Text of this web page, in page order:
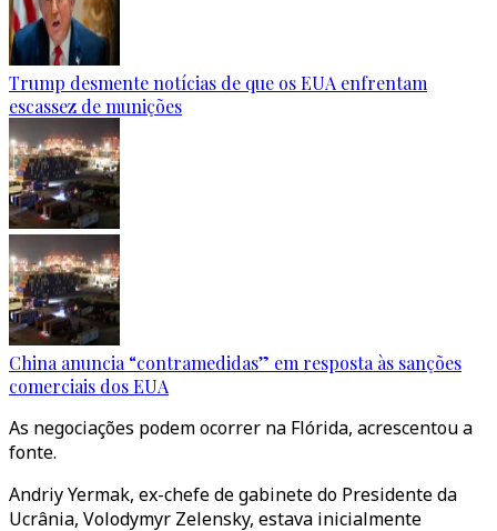
Trump desmente notícias de que os EUA enfrentam
escassez de munições
China anuncia “contramedidas” em resposta às sanções
comerciais dos EUA
As negociações podem ocorrer na Flórida, acrescentou a
fonte.
Andriy Yermak, ex-chefe de gabinete do Presidente da
Ucrânia, Volodymyr Zelensky, estava inicialmente